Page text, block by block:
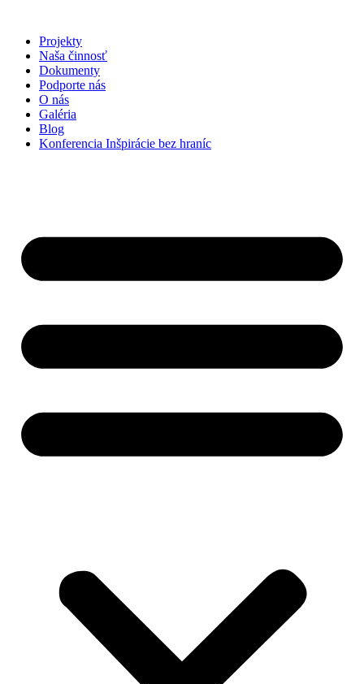
obsah
Projekty
Naša činnosť
Dokumenty
Podporte nás
O nás
Galéria
Blog
Konferencia Inšpirácie bez hraníc